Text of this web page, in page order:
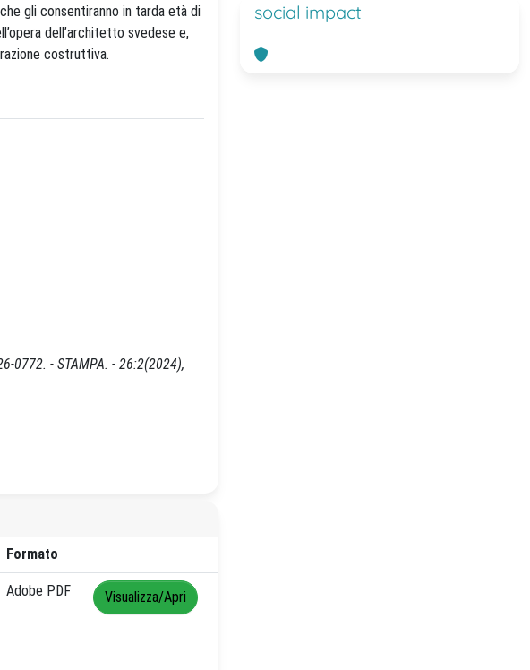
gli consentiranno in tarda età di
dell’architetto svedese e,
costruttiva.
0772. - STAMPA. - 26:2(2024),
Formato
Adobe PDF Visualizza/Apri
social impact